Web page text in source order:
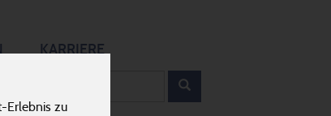
Erlebnis zu
KARRIERE